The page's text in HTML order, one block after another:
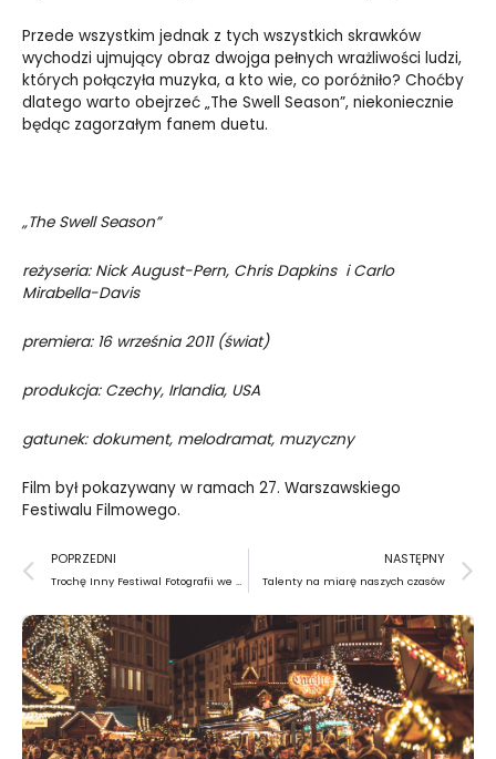
Przede wszystkim jednak z tych wszystkich skrawków
wychodzi ujmujący obraz dwojga pełnych wrażliwości ludzi,
których połączyła muzyka, a kto wie, co poróżniło? Choćby
dlatego warto obejrzeć „The Swell Season”, niekoniecznie
będąc zagorzałym fanem duetu.
„The Swell Season”
reżyseria: Nick August-Pern, Chris Dapkins i Carlo
Mirabella-Davis
premiera: 16 września 2011 (świat)
produkcja: Czechy, Irlandia, USA
gatunek: dokument, melodramat, muzyczny
Film był pokazywany w ramach 27. Warszawskiego
Festiwalu Filmowego.
Prev
POPRZEDNI NASTĘPNY
Talenty na miarę naszych czasów